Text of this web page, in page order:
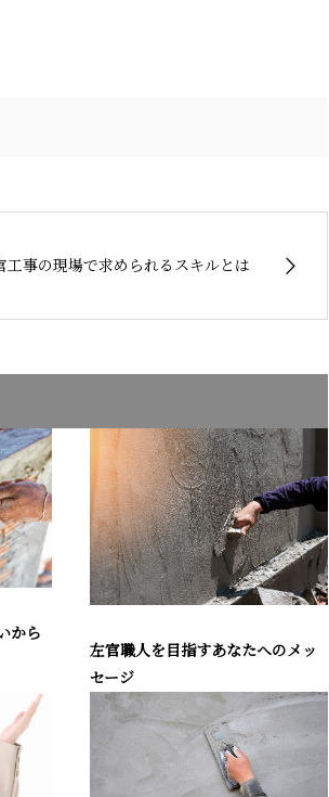
工事の現場で求められるスキルとは
から
左官職人を目指すあなたへのメッ
セージ